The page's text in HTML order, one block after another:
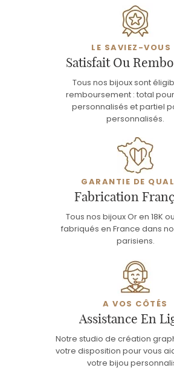
LE SAVIEZ-VOUS
Satisfait Ou
Tous nos bijoux sont
remboursement : total
personnalisés et partiel
personnalisés.
GARANTIE DE
Fabrication
Tous nos bijoux Or en 18K
fabriqués en France dans
parisiens.
A VOS CÔTÉS
Assistance En
Notre studio de création
votre disposition pour vous
votre bijou